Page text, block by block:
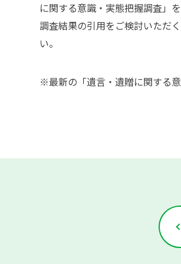
に関する意識・実態把握調査」
調査結果の引用をご検討いただ
い。
※最新の「遺言・遺贈に関する